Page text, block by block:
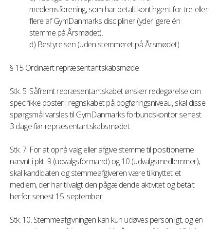
medlemsforening, som har betalt kontingent for tre eller
flere af GymDanmarks discipliner (yderligere én
stemme på Årsmødet).
d) Bestyrelsen (uden stemmeret på Årsmødet)
§ 15 Ordinært repræsentantskabsmøde
Stk. 5. Såfremt repræsentantskabet ønsker redegørelse om
specifikke poster i regnskabet på bogføringsniveau, skal disse
spørgsmål varsles til GymDanmarks forbundskontor senest
3 dage før repræsentantskabsmødet.
Stk. 7. For at opnå valg eller afgive stemme til positionerne
nævnt i pkt. 9 (udvalgsformand) og 10 (udvalgsmedlemmer),
skal kandidaten og stemmeafgiveren være tilknyttet et
medlem, der har tilvalgt den pågældende aktivitet og betalt
herfor senest 15. september.
Stk. 10. Stemmeafgivningen kan kun udøves personligt, og en